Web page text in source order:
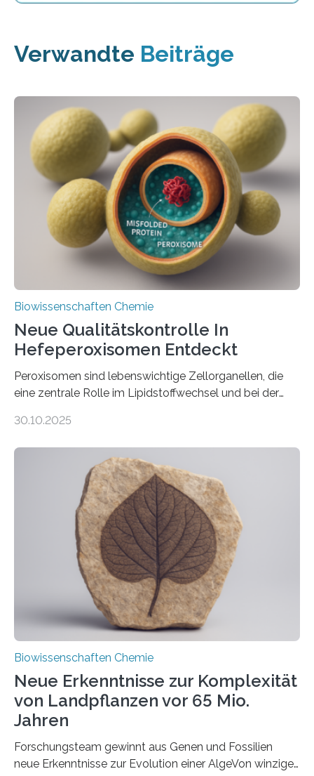
Verwandte Beiträge
Biowissenschaften Chemie
Neue Qualitätskontrolle In
Hefeperoxisomen Entdeckt
Peroxisomen sind lebenswichtige Zellorganellen, die
eine zentrale Rolle im Lipidstoffwechsel und bei der
erfüllen können, müssen zahlreiche Enzyme präzise in
der Ruhr-Universität Bochum um Prof. Dr. Ralf Erdmann
und Dr. Ismaila Francis Yusuf hat nun einen bislang
unbekannten Qualitätskontrollmechanismus des
peroxisomalen Proteintransports in der Bäckerhefe
Saccharomyces cerevisiae entdeckt, der für die
Funktionsfähigkeit der Organellen entscheidend ist. Die
Studie wurde am 28. Oktober 2025 in der
Fachzeitschrift…
30.10.2025
Biowissenschaften Chemie
Neue Erkenntnisse zur Komplexität
von Landpflanzen vor 65 Mio.
Jahren
Forschungsteam gewinnt aus Genen und Fossilien
neue Erkenntnisse zur Evolution einer AlgeVon winzigen